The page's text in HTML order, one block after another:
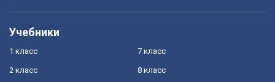
Учебники
1 класс
2 класс
7 класс
8 класс